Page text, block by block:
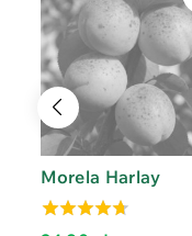
Morela Harlay